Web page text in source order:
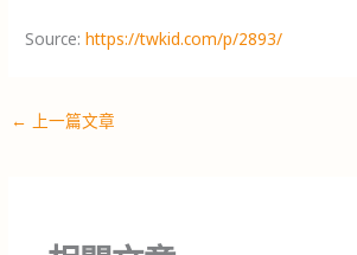
Source:https://twkid.com/p/2893/
← 上一篇文章